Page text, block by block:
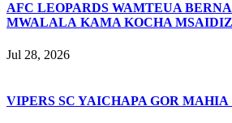
AFC LEOPARDS WAMTEUA
MWALALA KAMA KOCHA
Jul 28, 2026
VIPERS SC YAICHAPA GOR